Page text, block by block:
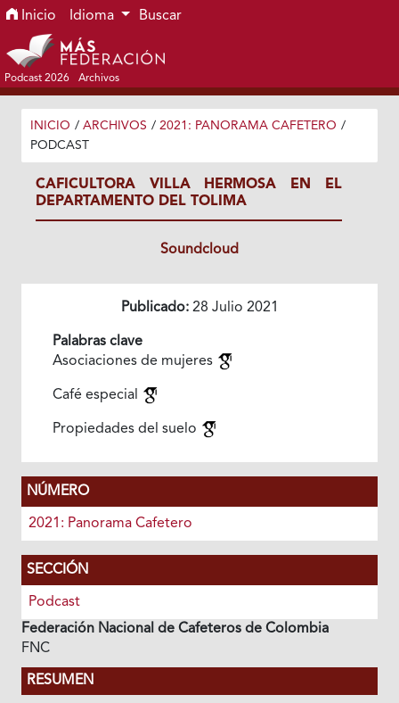
Ir al menú de navegación principal
Ir al contenido principal
Ir al pie de página del sitio
Inicio Idioma Buscar
Podcast 2026 Archivos
INICIO / ARCHIVOS / 2021: PANORAMA CAFETERO /
PODCAST
CAFICULTORA VILLA HERMOSA EN EL
DEPARTAMENTO DEL TOLIMA
Soundcloud
Publicado:28 Julio 2021
Palabras clave
Asociaciones de mujeres
Café especial
Propiedades del suelo
NÚMERO
2021: Panorama Cafetero
SECCIÓN
Podcast
Federación Nacional de Cafeteros de Colombia
FNC
RESUMEN